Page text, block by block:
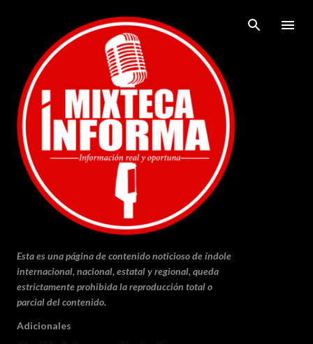
Ir al contenido principal
Esta es una página de contenido noticioso de índole
internacional, nacional, estatal y regional, queda
estrictamente prohibida la reproducción total o
parcial del contenido.
Adicionales